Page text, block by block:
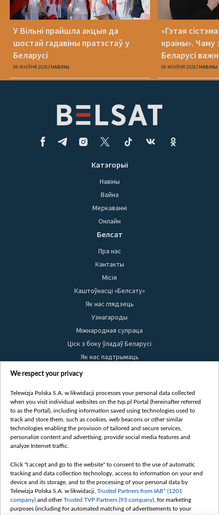
У Вільні прайшла акцыя да
шостай гадавіны пратэстаў у
Беларусі
09 ЖНІЎНЯ 2026 НАВІНЫ
«Гэтая
краіны». Чаму
Беларусі
міжнародным
09 ЖНІЎНЯ 2026 НАВІНЫ
Катэгорыі
Навіны
Вайна
Меркаванні
Онлайн
Белсат
Пра нас
Кантакты
Місія
Каштоўнасці «Белсату»
Як нас глядзець
Узнагароды
Міжнародная супраца
Ціск з боку ўладаў Беларусі
Як нас падтрымаць
Правілы выкарыстання матэрыялаў
Бяспека
Youtube
Белсат news
Белсат Shorts
Жэстачайшы мульт
Belsat English
Biełsat PL
Белсат Now
We respect your privacy
Telewizja Polska S.A. w likwidacji processes your personal data collected
when you visit individual websites on the tvp.pl Portal (hereinafter referred
to as the Portal), including information saved using technologies used to
track and store them, such as cookies, web beacons or other similar
technologies enabling the provision of tailored and secure services,
personalize content and advertising, provide social media features and
analyze Internet traffic.
Click "I accept and go to the website" to consent to the use of automatic
tracking and data collection technology, access to information on your end
device and its storage, and to the processing of your personal data by
Telewizja Polska S.A. w likwidacji, Trusted Partners from IAB* (1201
company) and otherTrusted TVP Partners (93 company) , for marketing
purposes (including for automated matching of advertisements to your